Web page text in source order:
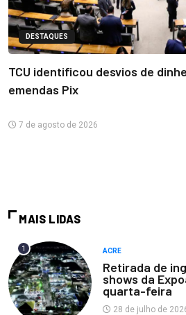
DESTAQUES
TCU identificou desvios de
emendas Pix
7 de agosto de 2026
MAIS LIDAS
1 ACRE
Retirada de
shows da
quarta-feira
28 de julho de